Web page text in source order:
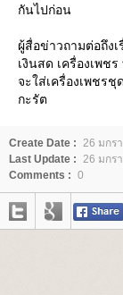
กันไปก่อน
ผู้สื่อข่าวถามต่อถึงเ
เงินสด เครื่องเพช
จะใส่เครื่องเพชร
กะรัต
Create Date : 26 มกร
Last Update : 26 มกร
Comments : 0